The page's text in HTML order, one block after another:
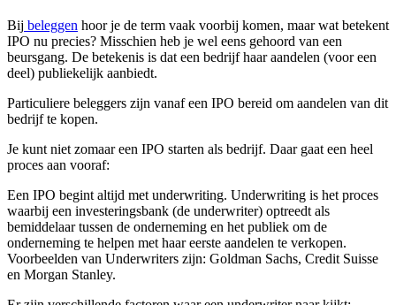
Bij beleggen hoor je de term vaak voorbij komen, maar wat betekent
IPO nu precies? Misschien heb je wel eens gehoord van een
beursgang. De betekenis is dat een bedrijf haar aandelen (voor een
deel) publiekelijk aanbiedt.
Particuliere beleggers zijn vanaf een IPO bereid om aandelen van dit
bedrijf te kopen.
Je kunt niet zomaar een IPO starten als bedrijf. Daar gaat een heel
proces aan vooraf:
Een IPO begint altijd met underwriting. Underwriting is het proces
waarbij een investeringsbank (de underwriter) optreedt als
bemiddelaar tussen de onderneming en het publiek om de
onderneming te helpen met haar eerste aandelen te verkopen.
Voorbeelden van Underwriters zijn: Goldman Sachs, Credit Suisse
en Morgan Stanley.